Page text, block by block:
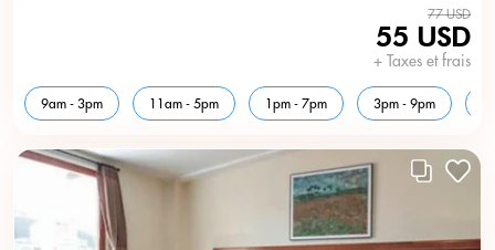
77 USD
55 USD
+ Taxes et frais
9am - 3pm 11am - 5pm 1pm - 7pm 3pm - 9pm